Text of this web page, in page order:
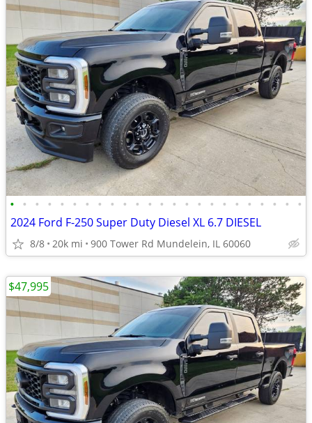
• • • • • • • • • • • • • • • • • • • • • • • •
2024 Ford F-250 Super Duty Diesel XL 6.7 DIESEL
8/8 20k mi 900 Tower Rd Mundelein, IL 60060
$47,995